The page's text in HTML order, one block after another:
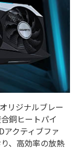
リジナルブレー
銅ヒートパイ
アクティブファ
、高効率の放熱